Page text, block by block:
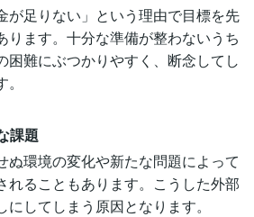
が足りない」という理由で目標を先
ります。十分な準備が整わないうち
困難にぶつかりやすく、断念してし
課題
ぬ環境の変化や新たな問題によって
れることもあります。こうした外部
してしまう原因となります。